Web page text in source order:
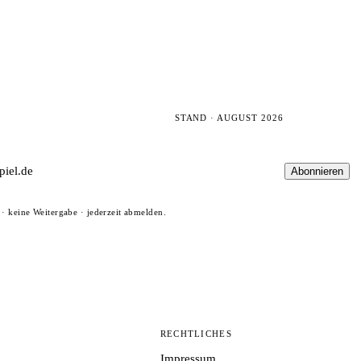
STAND · AUGUST 2026
Abonnieren
keine Weitergabe · jederzeit abmelden.
RECHTLICHES